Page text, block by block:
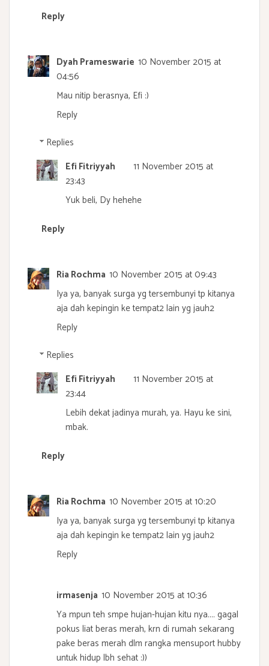
Reply
Dyah Prameswarie 10 November 2015 at
04:56
Mau nitip berasnya, Efi :)
Reply
Replies
Efi Fitriyyah
11 November 2015 at
23:43
Yuk beli, Dy hehehe
Reply
Ria Rochma 10 November 2015 at 09:43
Iya ya, banyak surga yg tersembunyi tp kitanya
aja dah kepingin ke tempat2 lain yg jauh2
Reply
Replies
Efi Fitriyyah
11 November 2015 at
23:44
Lebih dekat jadinya murah, ya. Hayu ke sini,
mbak.
Reply
Ria Rochma 10 November 2015 at 10:20
Iya ya, banyak surga yg tersembunyi tp kitanya
aja dah kepingin ke tempat2 lain yg jauh2
Reply
irmasenja 10 November 2015 at 10:36
Ya mpun teh smpe hujan-hujan kitu nya.... gagal
pokus liat beras merah, krn di rumah sekarang
pake beras merah dlm rangka mensuport hubby
untuk hidup lbh sehat :))